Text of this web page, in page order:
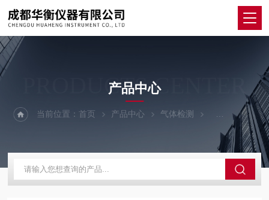
PRODUCTS CENTER
产品中心
当前位置：首页 产品中心 气体检测 单一复合气体